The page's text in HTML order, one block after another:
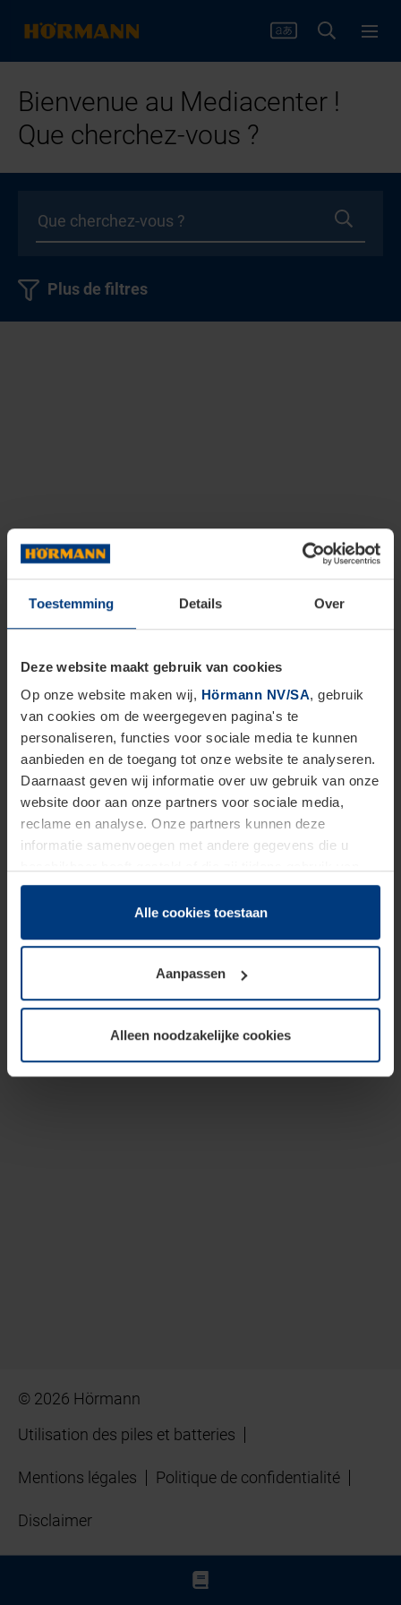
Toestemming Details Over
Deze website maakt gebruik van cookies
Op onze website maken wij, Hörmann NV/SA, gebruik
van cookies om de weergegeven pagina's te
personaliseren, functies voor sociale media te kunnen
aanbieden en de toegang tot onze website te analyseren.
Daarnaast geven wij informatie over uw gebruik van onze
website door aan onze partners voor sociale media,
reclame en analyse. Onze partners kunnen deze
informatie samenvoegen met andere gegevens die u
hun diensten hebben verzameld.
Juridisch hebben wij het recht om cookies op uw
van deze pagina's absoluut vereist is. Voor alle andere
soorten cookies is uw toestemming benodigd. Uw
toestemming kunt u op elk moment bij de uitleg van de
wijzigen of herroepen.
Alle cookies toestaan
Aanpassen
Alleen noodzakelijke cookies
Bienvenue au Mediacenter !
Que cherchez-vous ?
Plus de filtres
© 2026 Hörmann
Utilisation des piles et batteries
Mentions légales Politique de confidentialité
Disclaimer